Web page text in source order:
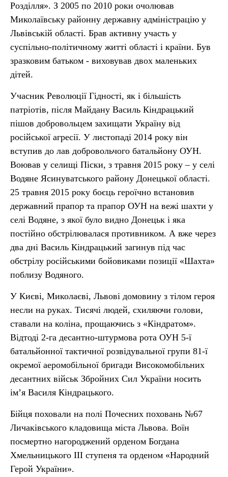
Розділля». З 2005 по 2010 роки очолював
Миколаївську районну державну адміністрацію у
Львівській області. Брав активну участь у
суспільно-політичному житті області і країни. Був
зразковим батьком - виховував двох маленьких
дітей.
Учасник Революції Гідності, як і більшість
патріотів, після Майдану Василь Кіндрацький
пішов добровольцем захищати Україну від
російської агресії. У листопаді 2014 року він
вступив до лав добровольчого батальйону ОУН.
Воював у селищі Піски, з травня 2015 року – у селі
Водяне Ясинуватського району Донецької області.
25 травня 2015 року боєць героїчно встановив
державний прапор та прапор ОУН на вежі шахти у
селі Водяне, з якої було видно Донецьк і яка
постійно обстрілювалася противником. А вже через
два дні Василь Кіндрацький загинув під час
обстрілу російськими бойовиками позиції «Шахта»
поблизу Водяного.
У Києві, Миколаєві, Львові домовину з тілом героя
несли на руках. Тисячі людей, схиляючи голови,
ставали на коліна, прощаючись з «Кіндратом».
Відтоді 2-га десантно-штурмова рота ОУН 5-ї
батальйонної тактичної розвідувальної групи 81-ї
окремої аеромобільної бригади Високомобільних
десантних військ Збройних Сил України носить
ім’я Василя Кіндрацького.
Бійця поховали на полі Почесних поховань №67
Личаківського кладовища міста Львова. Воїн
посмертно нагороджений орденом Богдана
Хмельницького ІІІ ступеня та орденом «Народний
Герой України».